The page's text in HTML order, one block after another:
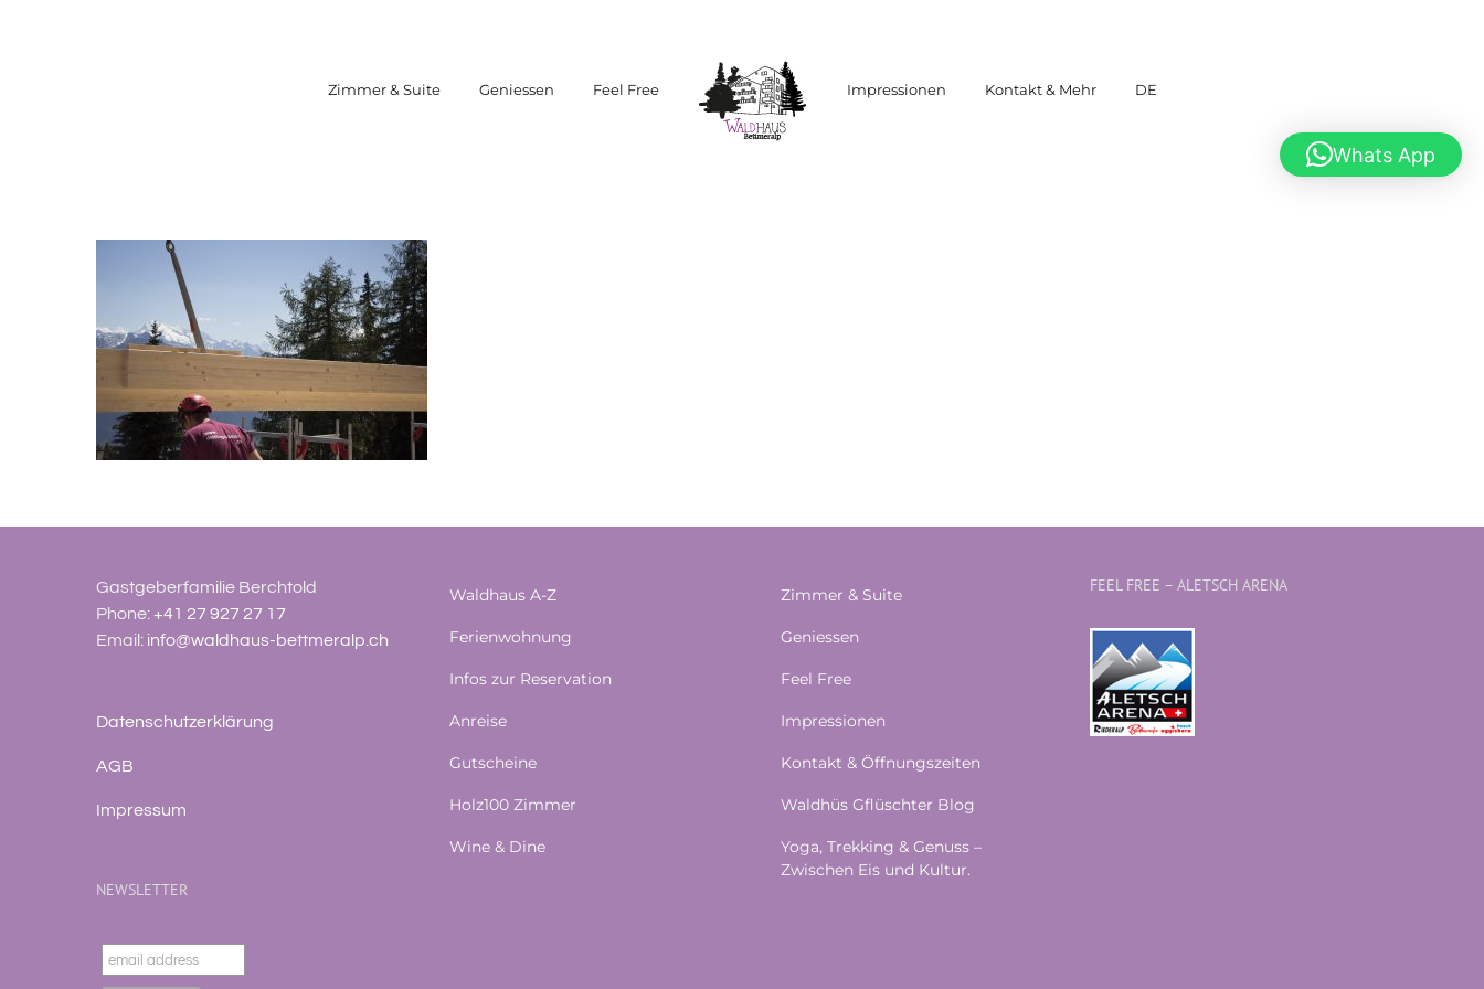
Zimmer & Suite
Geniessen Feel Free Impressionen Kontakt & Mehr DE
Gastgeberfamilie Berchtold
Phone:+41 27 927 27 17
Email: info@waldhaus-bettmeralp.ch
Datenschutzerklärung
AGB
Impressum
NEWSLETTER
Waldhaus A-Z
Ferienwohnung
Infos zur Reservation
Anreise
Gutscheine
Holz100 Zimmer
Wine & Dine
Zimmer & Suite
Geniessen
Feel Free
Impressionen
Kontakt & Öffnungszeiten
Waldhüs Gflüschter Blog
Yoga, Trekking & Genuss –
Zwischen Eis und Kultur.
FEEL FREE – ALETSCH ARENA
Whats App